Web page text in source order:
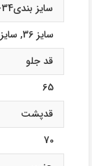
سایز بندی34-56
سایز 36
, سایز 38
قد جلو
65
قدپشت
70